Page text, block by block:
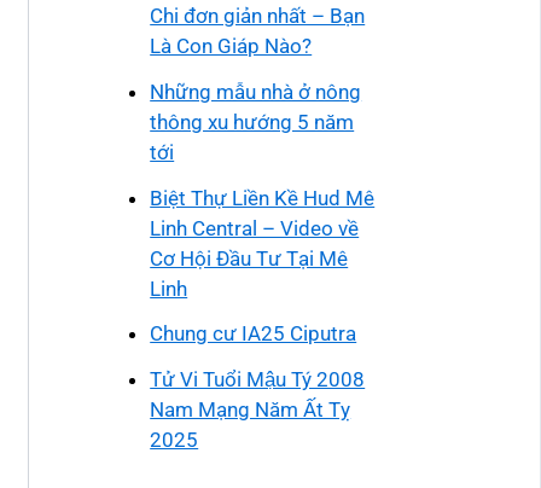
Chi đơn giản nhất – Bạn
Là Con Giáp Nào?
Những mẫu nhà ở nông
thông xu hướng 5 năm
tới
Biệt Thự Liền Kề Hud Mê
Linh Central – Video về
Cơ Hội Đầu Tư Tại Mê
Linh
Chung cư IA25 Ciputra
Tử Vi Tuổi Mậu Tý 2008
Nam Mạng Năm Ất Tỵ
2025